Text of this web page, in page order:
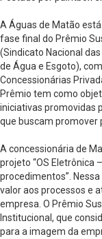
A Águas de Matão
fase final do Prêmio
(Sindicato Nacional
de Água e Esgoto),
Concessionárias
Prêmio tem como
iniciativas promovidas
que buscam promover
A concessionária de
projeto “OS Eletrônica
procedimentos”.
valor aos processos e
empresa. O Prêmio
Institucional, que
para a imagem da